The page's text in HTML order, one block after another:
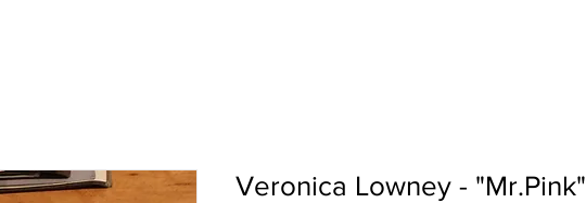
Veronica Lowney - "Mr.Pink"